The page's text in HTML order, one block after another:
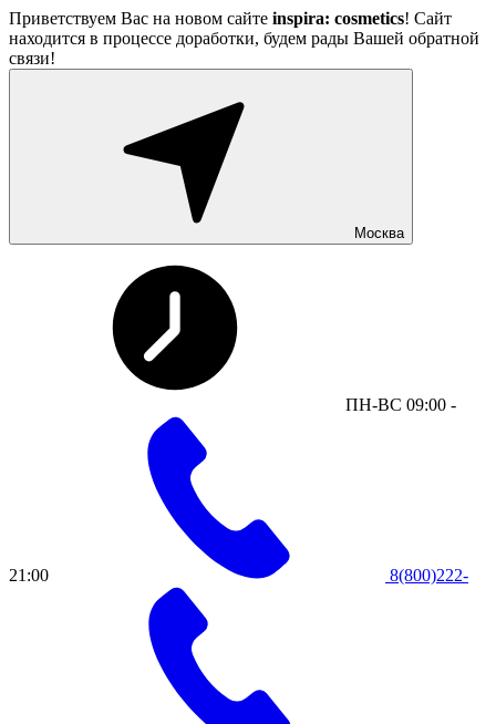
Приветствуем Вас на новом сайте inspira: cosmetics! Сайт
находится в процессе доработки, будем рады Вашей обратной
связи!
Москва
ПН-ВС 09:00 -
21:00 8(800)222-